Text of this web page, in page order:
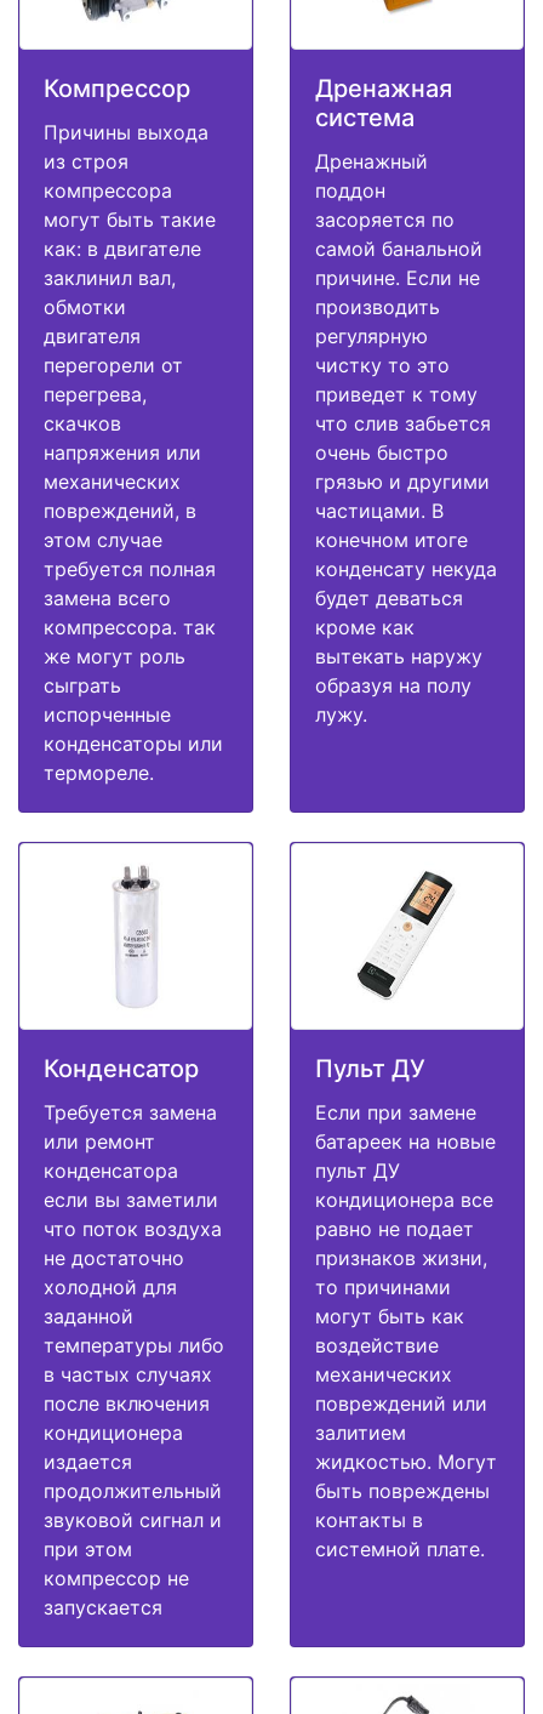
Компрессор
Причины выхода
из строя
компрессора
могут быть такие
как: в двигателе
заклинил вал,
обмотки
двигателя
перегорели от
перегрева,
скачков
напряжения или
механических
повреждений, в
этом случае
требуется полная
замена всего
компрессора. так
же могут роль
сыграть
испорченные
конденсаторы или
термореле.
Дренажная
система
Дренажный
поддон
засоряется по
самой банальной
причине. Если не
производить
регулярную
чистку то это
приведет к тому
что слив забьется
очень быстро
грязью и другими
частицами. В
конечном итоге
конденсату некуда
будет деваться
кроме как
вытекать наружу
образуя на полу
лужу.
Конденсатор
Требуется замена
или ремонт
конденсатора
если вы заметили
что поток воздуха
не достаточно
холодной для
заданной
температуры либо
в частых случаях
после включения
кондиционера
издается
продолжительный
звуковой сигнал и
при этом
компрессор не
запускается
Пульт ДУ
Если при замене
батареек на новые
пульт ДУ
кондиционера все
равно не подает
признаков жизни,
то причинами
могут быть как
воздействие
механических
повреждений или
залитием
жидкостью. Могут
быть повреждены
контакты в
системной плате.